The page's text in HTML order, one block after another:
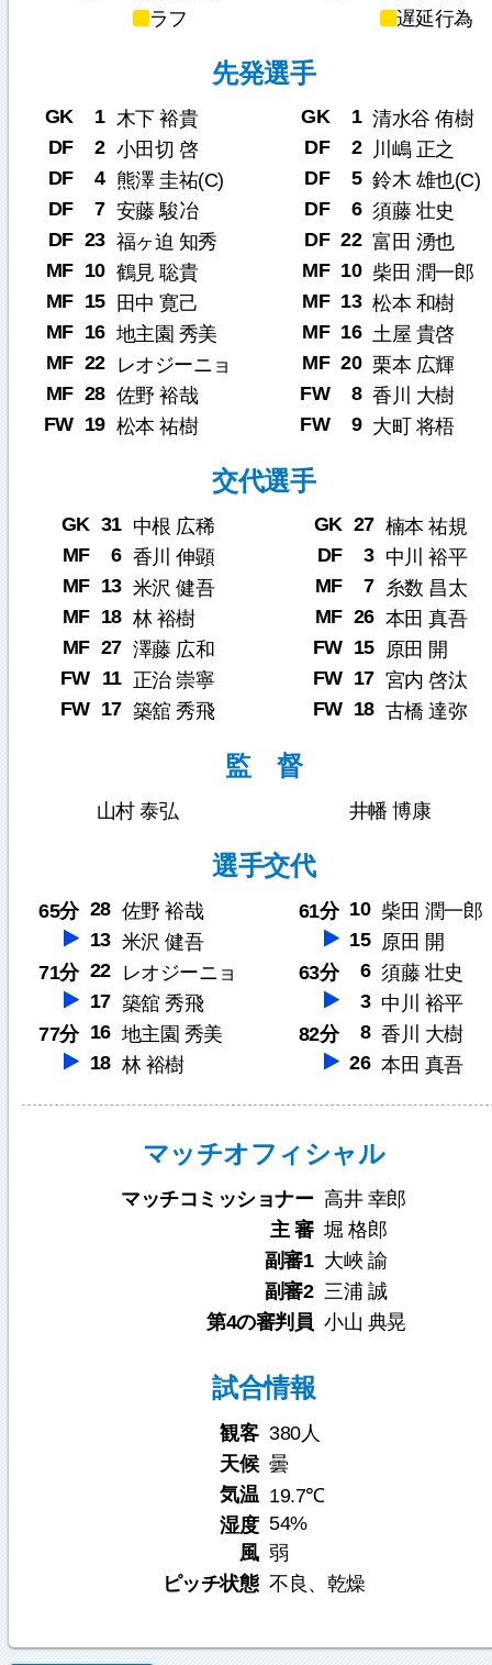
ラフ
遅延行為
先発選手
GK 1 木下 裕貴
DF
2 小田切 啓
DF
4 熊澤 圭祐(C)
DF
7 安藤 駿冶
DF 23 福ヶ迫 知秀
MF 10 鶴見 聡貴
MF 15
田中 寛己
MF 16 地主園 秀美
MF 22
レオジーニョ
MF 28 佐野 裕哉
FW 19 松本 祐樹
GK 1 清水谷 侑樹
DF
2
川嶋 正之
DF
5 鈴木 雄也(C)
DF
6 須藤 壮史
DF 22 富田 湧也
MF 10 柴田 潤一郎
MF 13 松本 和樹
MF 16 土屋 貴啓
MF 20 栗本 広輝
FW
8 香川 大樹
FW
9 大町 将梧
交代選手
GK 31 中根 広稀
MF
6 香川 伸顕
MF 13 米沢 健吾
MF 18 林 裕樹
MF 27 澤藤 広和
FW
11 正治 崇寧
FW 17 築舘 秀飛
GK 27 楠本 祐規
DF
3 中川 裕平
MF
7
糸数 昌太
MF 26 本田 真吾
FW 15
原田 開
FW 17 宮内 啓汰
FW 18 古橋 達弥
監 督
山村 泰弘 井幡 博康
選手交代
65分 28 佐野 裕哉
13 米沢 健吾
71分 22
レオジーニョ
17 築舘 秀飛
77分 16 地主園 秀美
18 林 裕樹
61分 10 柴田 潤一郎
15 原田 開
63分
6 須藤 壮史
3 中川 裕平
82分
8 香川 大樹
26 本田 真吾
マッチオフィシャル
マッチコミッショナー 高井 幸郎
主 審 堀 格郎
副審1 大峽 諭
副審2 三浦 誠
第4の審判員 小山 典晃
試合情報
観客 380人
天候 曇
気温 19.7℃
湿度 54%
風 弱
ピッチ状態 不良、乾燥